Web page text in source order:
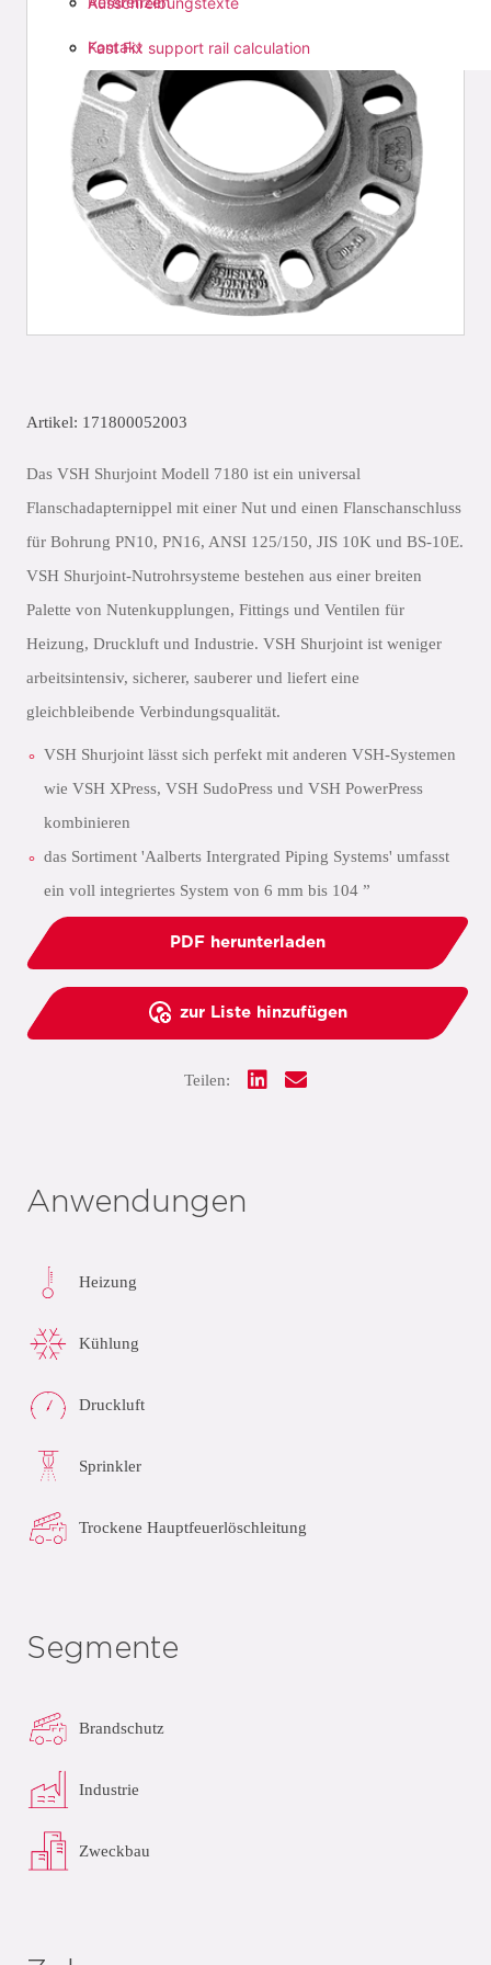
Fast Fix support rail calculation
Kontakt
Artikel: 171800052003
Das VSH Shurjoint Modell 7180 ist ein universal
Flanschadapternippel mit einer Nut und einen Flanschanschluss
für Bohrung PN10, PN16, ANSI 125/150, JIS 10K und BS-10E.
VSH Shurjoint-Nutrohrsysteme bestehen aus einer breiten
Palette von Nutenkupplungen, Fittings und Ventilen für
Heizung, Druckluft und Industrie. VSH Shurjoint ist weniger
arbeitsintensiv, sicherer, sauberer und liefert eine
gleichbleibende Verbindungsqualität.
VSH Shurjoint lässt sich perfekt mit anderen VSH-Systemen
wie VSH XPress, VSH SudoPress und VSH PowerPress
kombinieren
das Sortiment 'Aalberts Intergrated Piping Systems' umfasst
ein voll integriertes System von 6 mm bis 104 ”
PDF herunterladen
zur Liste hinzufügen
Teilen:
Anwendungen
Heizung
Kühlung
Druckluft
Sprinkler
Trockene Hauptfeuerlöschleitung
Segmente
Brandschutz
Industrie
Zweckbau